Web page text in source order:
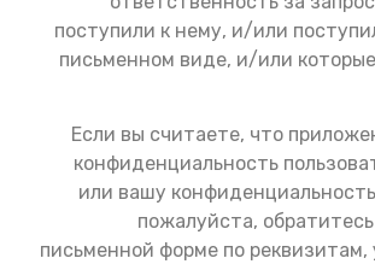
поступили к нему, и/или
письменном виде, и/или
Если вы считаете, что
конфиденциальность
или вашу
пожалуйста,
письменной форме по реквизитам,